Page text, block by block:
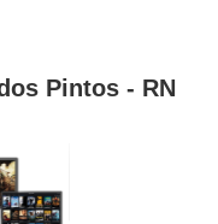
Pintos - RN